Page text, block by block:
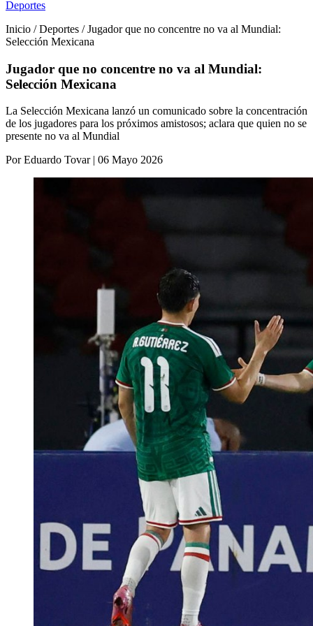
Deportes
Inicio / Deportes / Jugador que no concentre no va al Mundial:
Selección Mexicana
Jugador que no concentre no va al Mundial:
Selección Mexicana
La Selección Mexicana lanzó un comunicado sobre la concentración
de los jugadores para los próximos amistosos; aclara que quien no se
presente no va al Mundial
Por Eduardo Tovar | 06 Mayo 2026